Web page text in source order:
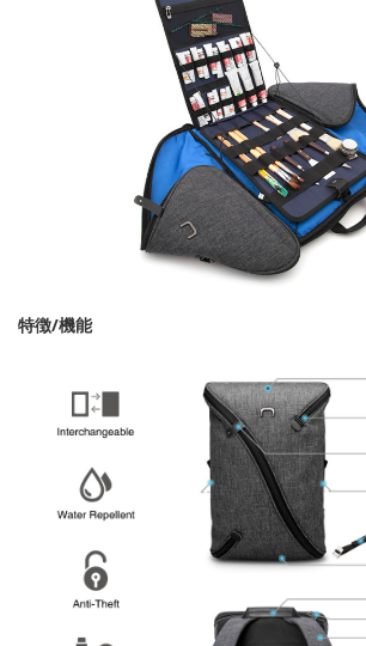
特徴/機能